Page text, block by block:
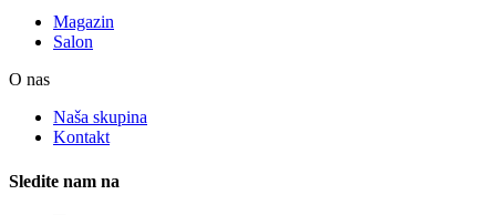
Magazin
Salon
O nas
Naša skupina
Kontakt
Sledite nam na